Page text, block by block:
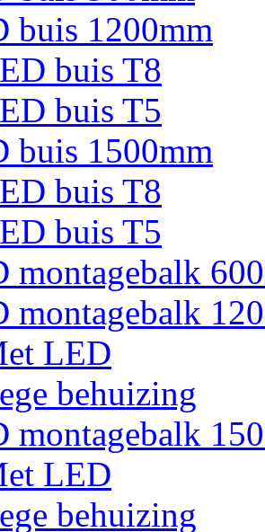
buis 1200mm
buis T8
buis T5
buis 1500mm
buis T8
buis T5
montagebalk
montagebalk
LED
behuizing
montagebalk
LED
behuizing